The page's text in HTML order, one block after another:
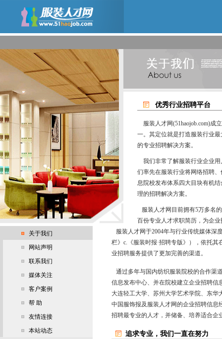
优秀行业招聘平台
服装人才网(51haojob.com)成
一。其定位就是打造服装行业
的专业招聘解决方案。
我们非常了解服装行业企业用
们率先在服装行业将网络招聘
息院校发布体系四大目块有机
理的招聘解决方案。
服装人才网目前拥有5万多名
百份专业人才求职简历，为企
关于我们
网站声明
联系我们
媒体关注
客户案例
帮 助
友情连接
本站动态
服装人才网于2004年与行业传统媒体深
栏》c.《服装时报·招聘专版》），依托
业招聘服务提供了更加完善的渠道。
通过多年与国内纺织服装院校的合作渠
信息发布中心、并在院校建立企业招聘
大连轻工大学、苏州大学艺术学院、东
中国服饰报及服装人才网的企业招聘信
招聘最专业的人才，并储备、培养适合企
追求专业，我们一直在努力